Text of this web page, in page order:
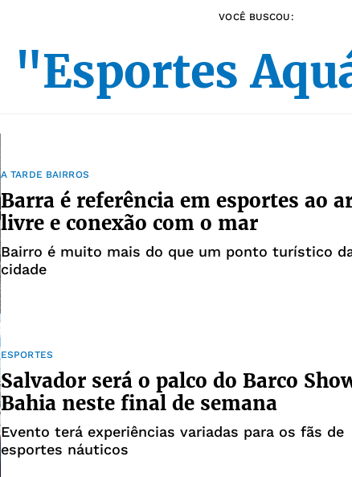
VOCÊ BUSCOU:
"Esportes
A TARDE BAIRROS
Barra é referência em esportes ao
livre e conexão com o mar
Bairro é muito mais do que um ponto turístico
cidade
ESPORTES
Salvador será o palco do Barco
Bahia neste final de semana
Evento terá experiências variadas para os fãs de
esportes náuticos